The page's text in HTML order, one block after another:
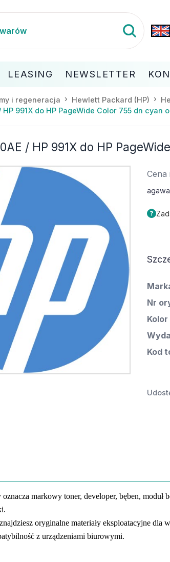
LEASING NEWSLETTER
i regeneracja Hewlett Packard (HP)
HP 991X do HP PageWide Color 755 dn cyan
/ HP 991X do HP
Cena
Nr
Kolor
Kod
markowy toner, developer, bęben,
oryginalne materiały eksploatacyjne dla
z urządzeniami biurowymi.